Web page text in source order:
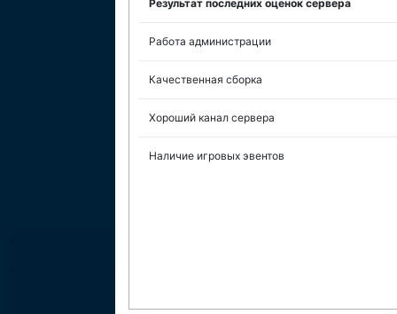
Результат последних оценок сервера
Работа администрации
Качественная сборка
Хороший канал сервера
Наличие игровых эвентов